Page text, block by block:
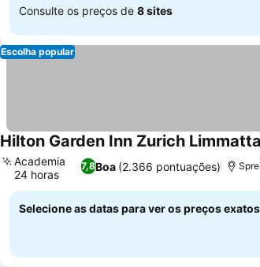
Consulte os preços de 8 sites
Escolha popular
Hilton Garden Inn Zurich
7,8Boa (2.366 pontuações)
Academia
24 horas
Selecione as datas para ver os preços